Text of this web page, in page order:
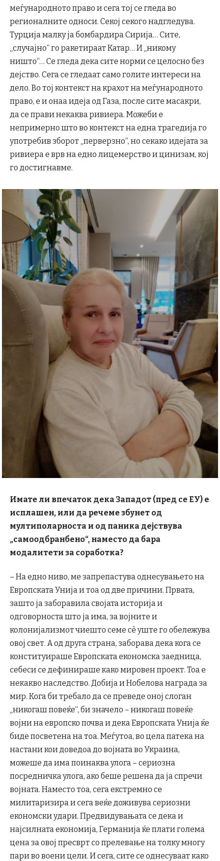
меѓународното право и сега тој се гледа во
регионалните односи. Секој секого надгледува.
Турција малку ја бомбардира Сирија… Сите,
„случајно“ го ракетираат Катар… И „никому
ништо“… Се гледа дека сите норми се целосно без
дејство. Сега се гледаат само голите интереси на
дело. Во тој контекст на крахот на меѓународното
право, е и онаа идеја од Газа, после сите масакри,
да се прави некаква ривиера. Можеби е
непримерно што во контекст на една трагедија го
употребив зборот „перверзно“, но секако идејата за
ривиера е врв на едно лицемерство и цинизам, кој
го достигнавме.
Имате ли впечаток дека Западот (пред се ЕУ) е
исплашен, или да речеме збунет од
мултиполарноста и од паника дејствува
„самоодбранбено“, наместо да бара
модалитети за соработка?
– На едно ниво, ме запрепастува однесувањето на
Европската Унија и тоа од две причини. Првата,
зашто ја заборавила својата историја и
одговорноста што ја има, за војните и
колонијализмот чиешто семе сè уште го обележува
овој свет. А од друга страна, заборава дека кога се
конституираше Европската економска заедница,
себеси се дефинираше како мировен проект. Тоа е
некакво наследство. Добија и Нобелова награда за
мир. Кога би требало да се преведе оној слоган
„никогаш повеќе“, би значело – никогаш повеќе
војни на европско почва и дека Европската Унија ќе
биде посветена на тоа. Меѓутоа, во цела патека на
настани кои доведоа до војната во Украина,
можеше да има поинаква улога – сериозна
посредничка улога, ако беше решена да ја спречи
војната. Наместо тоа, сега екстремно се
милитаризира и сега веќе доживува сериозни
економски удари. Предвидувањата се дека и
најсилната економија, Германија ќе плати голема
цена за овој пресврт со прелевање на толку многу
пари во воени цели. И сега, сите се однесуваат како